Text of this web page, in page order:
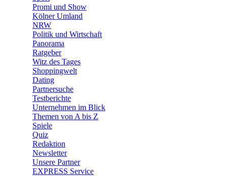
Promi und Show
Kölner Umland
NRW
Politik und Wirtschaft
Panorama
Ratgeber
Witz des Tages
Shoppingwelt
Dating
Partnersuche
Testberichte
Unternehmen im Blick
Themen von A bis Z
Spiele
Quiz
Redaktion
Newsletter
Unsere Partner
EXPRESS Service